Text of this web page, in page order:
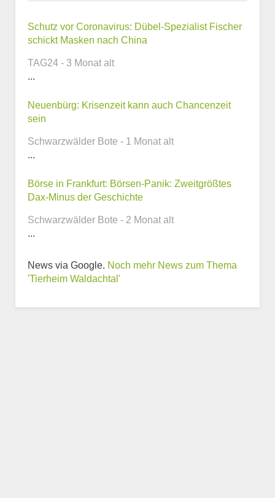
Kontaktmöglichkeiten
E-Mail-Adresse
zum Tierheim
Trägerverein
Schutz vor Coronavirus: Dübel-Spezialist Fischer
schickt Masken nach China
TAG24 - 3 Monat alt
...
Neuenbürg: Krisenzeit kann auch Chancenzeit
sein
Schwarzwälder Bote - 1 Monat alt
...
Börse in Frankfurt: Börsen-Panik: Zweitgrößtes
Dax-Minus der Geschichte
Schwarzwälder Bote - 2 Monat alt
...
News via Google. Noch mehr News zum Thema
'Tierheim Waldachtal'